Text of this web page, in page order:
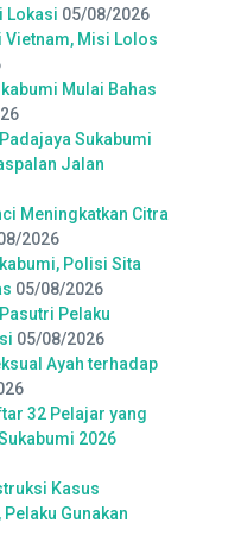
Lokasi 05/08/2026
Misi Lolos
Mulai Bahas
Sukabumi
Jalan
Meningkatkan Citra
2026
Polisi Sita
05/08/2026
Pelaku
05/08/2026
Ayah terhadap
32 Pelajar yang
2026
Kasus
Gunakan